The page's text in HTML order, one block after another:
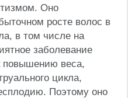
Оно
росте волос в
в том числе на
заболевание
повышению веса,
цикла,
Поэтому оно